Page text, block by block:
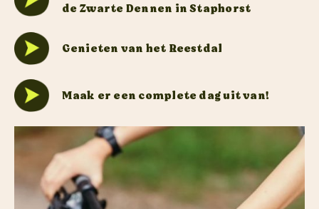
de Zwarte Dennen in Staphorst
Genieten van het Reestdal
Maak er een complete dag uit van!